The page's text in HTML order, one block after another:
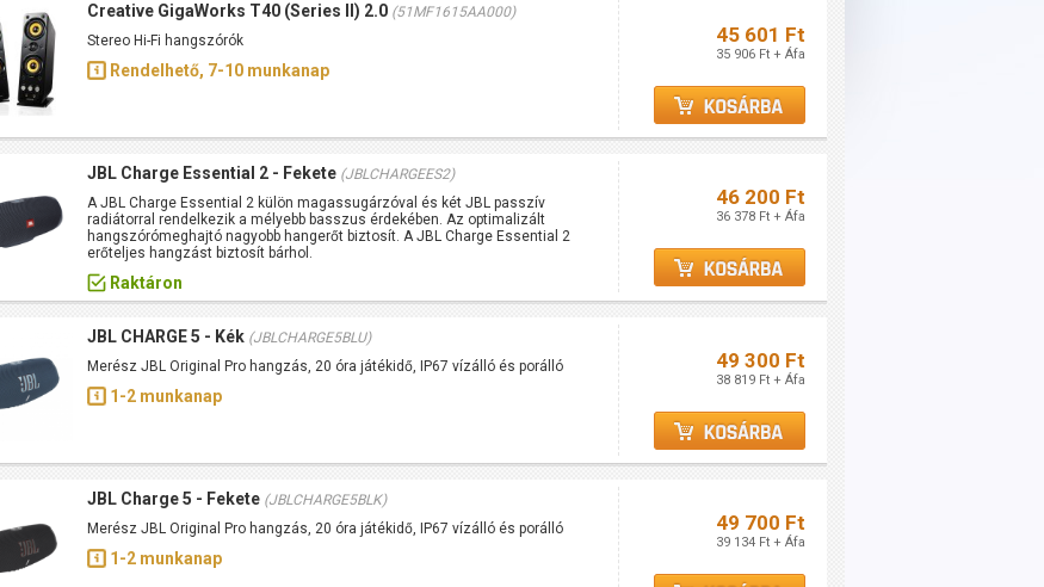
Creative GigaWorks T40 (Series II) 2.0 (51MF1615AA000)
Stereo Hi-Fi hangszórók
Rendelhető, 7-10 munkanap
45 601 Ft
35 906 Ft + Áfa
JBL Charge Essential 2 - Fekete (JBLCHARGEES2)
A JBL Charge Essential 2 külön magassugárzóval és két JBL passzív
radiátorral rendelkezik a mélyebb basszus érdekében. Az optimalizált
hangszórómeghajtó nagyobb hangerőt biztosít. A JBL Charge Essential 2
erőteljes hangzást biztosít bárhol.
Raktáron
46 200 Ft
36 378 Ft + Áfa
JBL CHARGE 5 - Kék (JBLCHARGE5BLU)
Merész JBL Original Pro hangzás, 20 óra játékidő, IP67 vízálló és porálló
1-2 munkanap
49 300 Ft
38 819 Ft + Áfa
JBL Charge 5 - Fekete (JBLCHARGE5BLK)
Merész JBL Original Pro hangzás, 20 óra játékidő, IP67 vízálló és porálló
1-2 munkanap
49 700 Ft
39 134 Ft + Áfa